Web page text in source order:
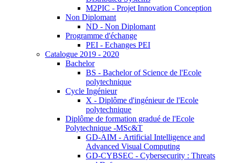
M2PIC - Projet Innovation Conception
Non Diplomant
ND - Non Diplomant
Programme d'échange
PEI - Echanges PEI
Catalogue 2019 - 2020
Bachelor
BS - Bachelor of Science de l'Ecole
polytechnique
Cycle Ingénieur
X - Diplôme d'ingénieur de l'Ecole
polytechnique
Diplôme de formation gradué de l'Ecole
Polytechnique -MSc&T
GD-AIM - Artificial Intelligence and
Advanced Visual Computing
GD-CYBSEC - Cybersecurity : Threats